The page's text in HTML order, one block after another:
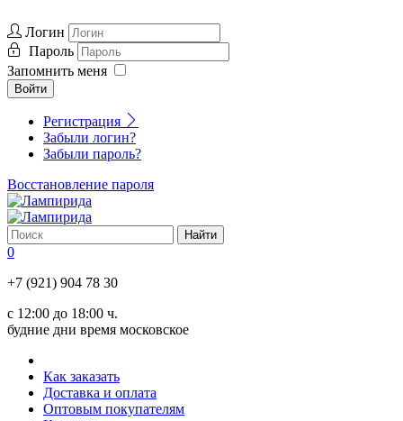
Логин
Пароль
Запомнить меня
Войти
Регистрация
Забыли логин?
Забыли пароль?
Восстановление пароля
0
+7 (921) 904 78 30
с 12:00 до 18:00 ч.
будние дни время московское
Как заказать
Доставка и оплата
Оптовым покупателям